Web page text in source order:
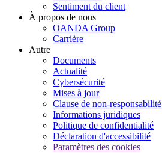
Sentiment du client
À propos de nous
OANDA Group
Carrière
Autre
Documents
Actualité
Cybersécurité
Mises à jour
Clause de non-responsabilité
Informations juridiques
Politique de confidentialité
Déclaration d'accessibilité
Paramètres des cookies